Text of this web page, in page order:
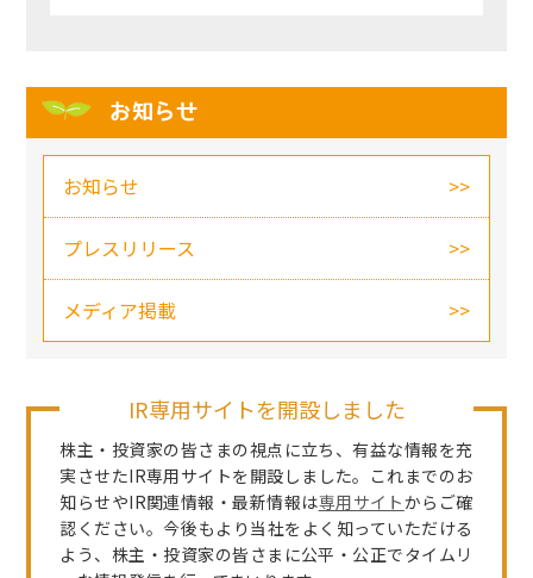
お知らせ
お知らせ
プレスリリース
メディア掲載
IR専用サイトを開設しました
株主・投資家の皆さまの視点に立ち、有益な情報を充
実させたIR専用サイトを開設しました。これまでのお
知らせやIR関連情報・最新情報は専用サイトからご確
認ください。今後もより当社をよく知っていただける
よう、株主・投資家の皆さまに公平・公正でタイムリ